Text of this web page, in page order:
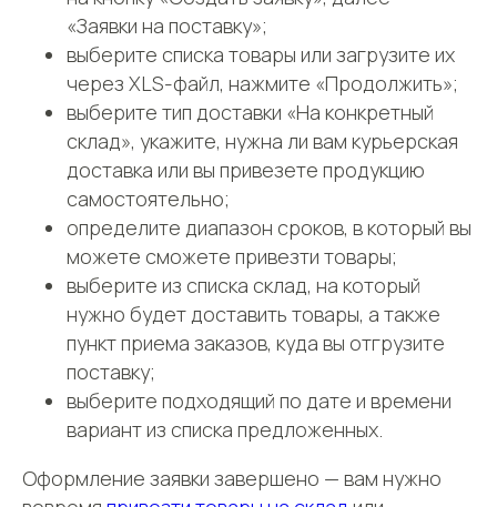
«Заявки на поставку»;
выберите списка товары или загрузите их
через XLS-файл, нажмите «Продолжить»;
выберите тип доставки «На конкретный
склад», укажите, нужна ли вам курьерская
доставка или вы привезете продукцию
самостоятельно;
определите диапазон сроков, в который вы
можете сможете привезти товары;
выберите из списка склад, на который
нужно будет доставить товары, а также
пункт приема заказов, куда вы отгрузите
поставку;
выберите подходящий по дате и времени
вариант из списка предложенных.
Оформление заявки завершено — вам нужно